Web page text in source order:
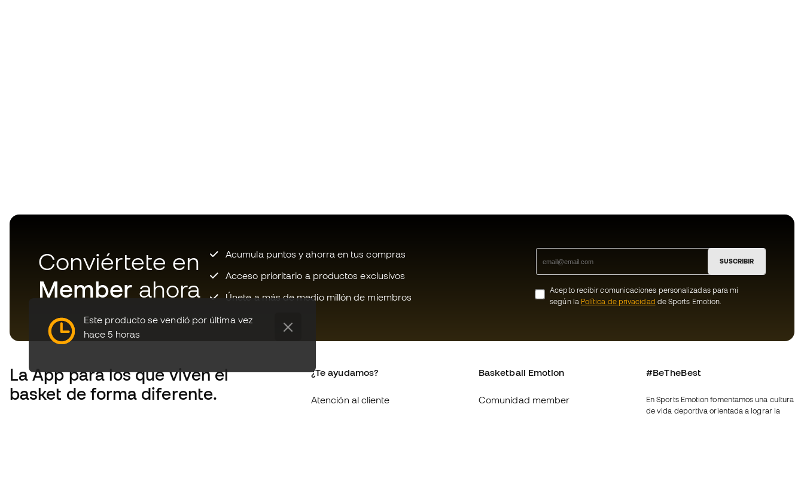
Este producto se vendió por última vez
hace 5 horas
Conviértete en
Member ahora
Acumula puntos y ahorra en tus compras
Acceso prioritario a productos exclusivos
Únete a más de medio millón de miembros
SUSCRIBIR
Acepto recibir comunicaciones personalizadas para mi
según la Política de privacidad de Sports Emotion.
La Apppara los que viven el
basket de forma diferente.
¿Te ayudamos?
Atención al cliente
Basketball Emotion
Comunidad member
#BeTheBest
En Sports Emotion fomentamos una cultura
de vida deportiva orientada a lograr la